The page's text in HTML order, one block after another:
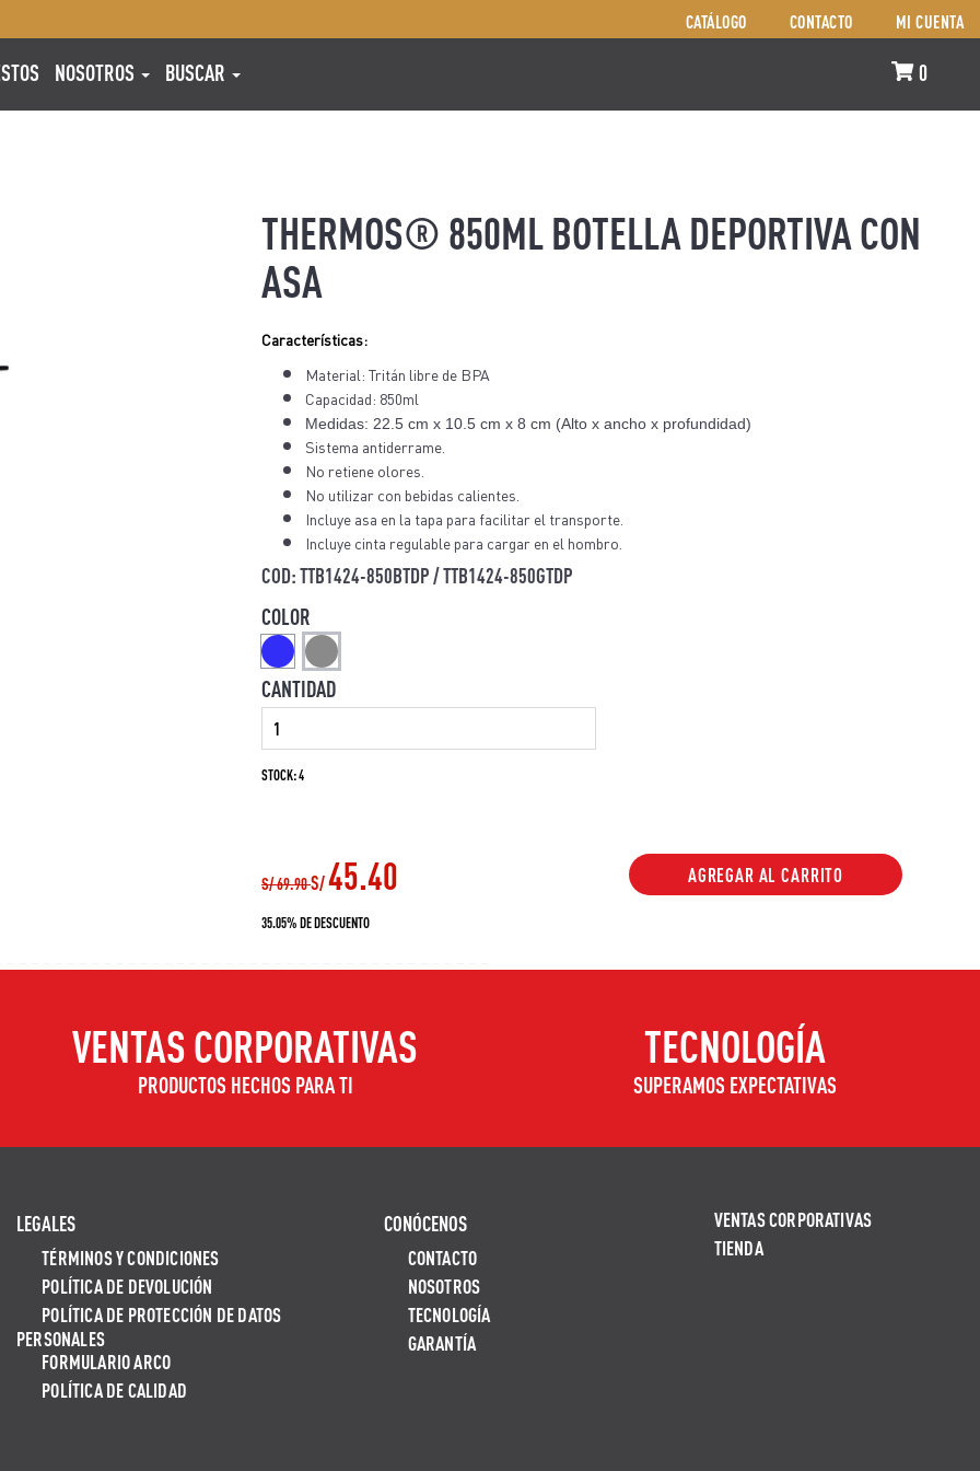
CATÁLOGO CONTACTO MI CUENTA
NOSOTROS BUSCAR 0
THERMOS® 850ML BOTELLA DEPORTIVA CON
ASA
Características:
Material: Tritán libre de BPA
Capacidad: 850ml
Medidas: 22.5 cm x 10.5 cm x 8 cm (Alto x ancho x profundidad)
Sistema antiderrame.
No retiene olores.
No utilizar con bebidas calientes.
Incluye asa en la tapa para facilitar el transporte.
Incluye cinta regulable para cargar en el hombro.
COD: TTB1424-850BTDP / TTB1424-850GTDP
COLOR
CANTIDAD
STOCK: 4
S/69.90S/45.40
35.05% DE DESCUENTO
AGREGAR AL CARRITO
VENTAS CORPORATIVAS
PRODUCTOS HECHOS PARA TI
TECNOLOGÍA
SUPERAMOS EXPECTATIVAS
LEGALES
TÉRMINOS Y CONDICIONES
POLÍTICA DE DEVOLUCIÓN
POLÍTICA DE PROTECCIÓN DE DATOS
PERSONALES
FORMULARIO ARCO
POLÍTICA DE CALIDAD
CONÓCENOS
CONTACTO
NOSOTROS
TECNOLOGÍA
GARANTÍA
VENTAS CORPORATIVAS
TIENDA